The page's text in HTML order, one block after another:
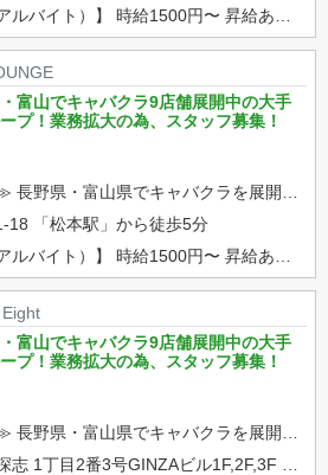
富山でキャバクラ9店舗展開中の大手
プ！業務拡大の為、スタッフ募集！
18
「松本駅」から徒歩5分
富山でキャバクラ9店舗展開中の大手
プ！業務拡大の為、スタッフ募集！
志 1丁目2番3号GINZAビル1F,2F,3F